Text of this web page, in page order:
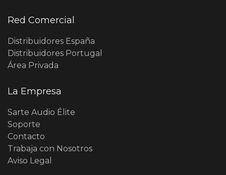
Red Comercial
Distribuidores España
Distribuidores Portugal
Área Privada
La Empresa
Sarte Audio Élite
Soporte
Contacto
Trabaja con Nosotros
Aviso Legal